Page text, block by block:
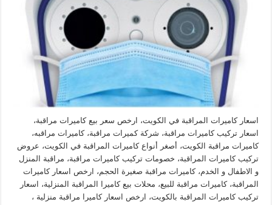
اسعار كاميرات المراقبة في الكويت، ارخص سعر بيع كاميرات مراقبة،
اسعار تركيب كاميرات مراقبة، شركة كميرات مراقبة، كاميرات مراقبه،
كاميرات مراقبة الكويت، أصغر أنواع كاميرات المراقبة في الكويت، عروض
تركيب كاميرات المراقبة، خصومات تركيب كاميرات مراقبة، مراقبة المنزل
و الاطفال و الخدم، كاميرات مراقبة صغيرة الحجم، ارخص اسعار كاميرات
المراقبة، كاميرات مراقبة للبيع، محلات بيع كاميرا المراقبة المنزلية، اسعار
تركيب كاميرات المراقبة بالكويت، ارخص اسعار كاميرا مراقبة منزلية ،